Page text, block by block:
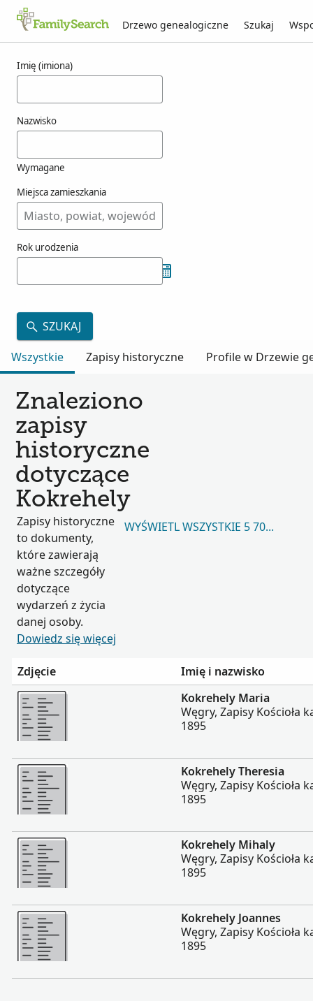
Drzewo genealogiczne Szukaj
Imię (imiona)
Nazwisko
Wymagane
Miejsca zamieszkania
Rok urodzenia
SZUKAJ
Wszystkie
Zapisy historyczne Profile w Drzewie
Znaleziono
zapisy
historyczne
dotyczące
Kokrehely
Zapisy historyczne
to dokumenty,
które zawierają
ważne szczegóły
dotyczące
wydarzeń z życia
danej osoby.
Dowiedz się więcej
WYŚWIETL WSZYSTKIE 5 703 077
Zdjęcie
Imię i nazwisko
Więcej
Kokrehely Maria
Węgry, Zapisy Kościoła
1895
Więcej
Kokrehely Theresia
Węgry, Zapisy Kościoła
1895
Więcej
Kokrehely Mihaly
Węgry, Zapisy Kościoła
1895
Więcej
Kokrehely Joannes
Węgry, Zapisy Kościoła
1895